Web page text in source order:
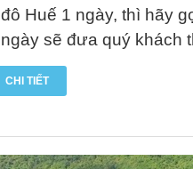
đô Huế 1 ngày, thì hãy
ngày sẽ đưa quý khách
CHI TIẾT